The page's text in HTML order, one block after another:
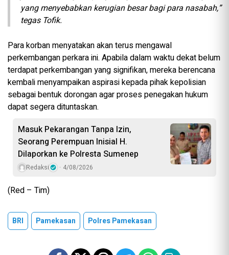
yang menyebabkan kerugian besar bagi para nasabah,”
tegas Tofik.
Para korban menyatakan akan terus mengawal
perkembangan perkara ini. Apabila dalam waktu dekat belum
terdapat perkembangan yang signifikan, mereka berencana
kembali menyampaikan aspirasi kepada pihak kepolisian
sebagai bentuk dorongan agar proses penegakan hukum
dapat segera dituntaskan.
Masuk Pekarangan Tanpa Izin,
Seorang Perempuan Inisial H.
Dilaporkan ke Polresta Sumenep
Redaksi 4/08/2026
(Red – Tim)
BRI Pamekasan Polres Pamekasan